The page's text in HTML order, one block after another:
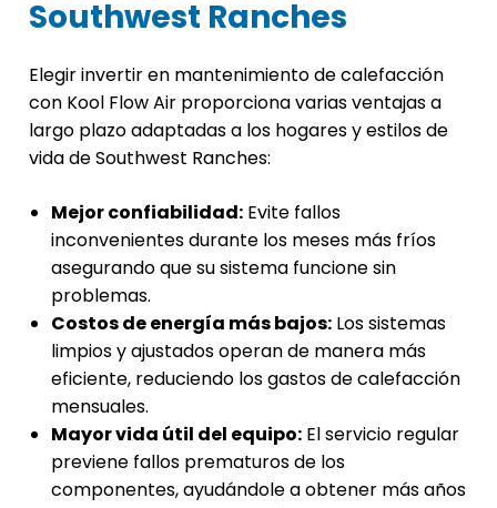
Southwest Ranches
Elegir invertir en mantenimiento de calefacción
con Kool Flow Air proporciona varias ventajas a
largo plazo adaptadas a los hogares y estilos de
vida de Southwest Ranches:
Mejor confiabilidad: Evite fallos
inconvenientes durante los meses más fríos
asegurando que su sistema funcione sin
problemas.
Costos de energía más bajos: Los sistemas
limpios y ajustados operan de manera más
eficiente, reduciendo los gastos de calefacción
mensuales.
Mayor vida útil del equipo: El servicio regular
previene fallos prematuros de los
componentes, ayudándole a obtener más años